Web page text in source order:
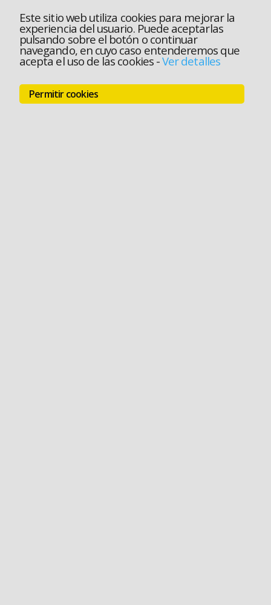
Este sitio web utiliza cookies para mejorar la
experiencia del usuario. Puede aceptarlas
pulsando sobre el botón o continuar
navegando, en cuyo caso entenderemos que
acepta el uso de las cookies-Ver detalles
Permitir cookies